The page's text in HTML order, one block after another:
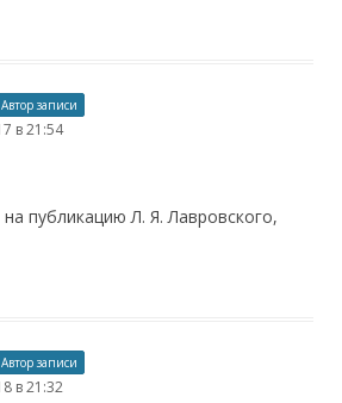
Автор записи
в 21:54
публикацию Л. Я. Лавровского,
Автор записи
в 21:32